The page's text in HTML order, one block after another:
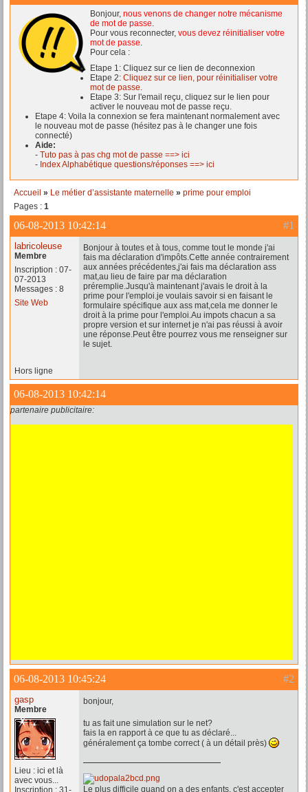
Bonjour, nous venons de changer notre mécanisme
de mot de passe.
Pour vous reconnecter, vous devez réinitialiser votre
mot de passe.
Pour cela :
Etape 1: Cliquez sur ce lien de deconnexion
Etape 2: Cliquez sur ce lien, pour réinitialiser votre
mot de passe.
Etape 3: Sur l'email reçu, cliquez sur le lien pour
activer le nouveau mot de passe reçu.
Etape 4: Voila la connexion se fera maintenant normalement avec
le nouveau mot de passe (hésitez pas à le changer une fois
connecté)
Aide:
- Tuto pas à pas chg mot de passe ==> ici
- Index Alphabétique questions/réponses ==> ici
Accueil » Le métier d’assistante maternelle » prime pour emploi
Pages : 1
#1
06-08-2013 10:42:14
labricoleuse
Membre
Inscription : 07-
07-2013
Messages : 8
Site Web
Bonjour à toutes et à tous, comme tout le monde j'ai
fais ma déclaration d'impôts.Cette année contrairement
aux années précédentes,j'ai fais ma déclaration ass
mat,au lieu de faire par ma déclaration
préremplie.Jusqu'à maintenant j'avais le droit à la
prime pour l'emploi.je voulais savoir si en faisant le
formulaire spécifique aux ass mat,cela me donner le
droit à la prime pour l'emploi.Au impots chacun a sa
propre version et sur internet je n'ai pas réussi à avoir
une réponse.Peut être pourrez vous me renseigner sur
le sujet.
Hors ligne
06-08-2013 10:42:14
partenaire publicitaire:
#2
06-08-2013 10:45:24
gasp
Membre
Lieu : ici et là
avec vous...
Inscription : 31-
bonjour,
tu as fait une simulation sur le net?
fais la en rapport à ce que tu as déclaré...
généralement ça tombe correct ( à un détail près)
Le plus difficile quand on a des enfants, c'est accepter